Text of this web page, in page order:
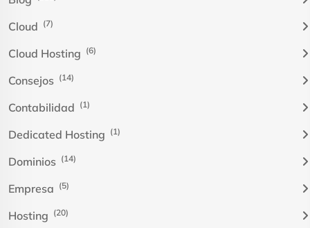
Cloud (7)
Cloud Hosting (6)
Consejos (14)
Contabilidad (1)
Dedicated Hosting (1)
Dominios (14)
Empresa (5)
Hosting (20)